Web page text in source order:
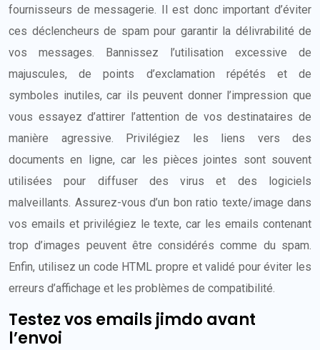
fournisseurs de messagerie. Il est donc important d’éviter
ces déclencheurs de spam pour garantir la délivrabilité de
vos messages. Bannissez l’utilisation excessive de
majuscules, de points d’exclamation répétés et de
symboles inutiles, car ils peuvent donner l’impression que
vous essayez d’attirer l’attention de vos destinataires de
manière agressive. Privilégiez les liens vers des
documents en ligne, car les pièces jointes sont souvent
utilisées pour diffuser des virus et des logiciels
malveillants. Assurez-vous d’un bon ratio texte/image dans
vos emails et privilégiez le texte, car les emails contenant
trop d’images peuvent être considérés comme du spam.
Enfin, utilisez un code HTML propre et validé pour éviter les
erreurs d’affichage et les problèmes de compatibilité.
Testez vos emails jimdo avant
l’envoi